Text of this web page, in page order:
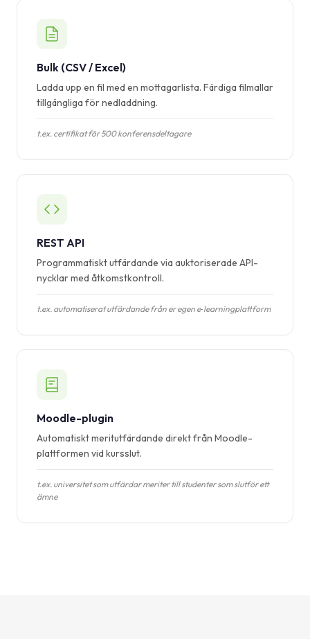
Bulk (CSV / Excel)
Ladda upp en fil med en mottagarlista. Färdiga filmallar
tillgängliga för nedladdning.
t.ex. certifikat för 500 konferensdeltagare
REST API
Programmatiskt utfärdande via auktoriserade API-
nycklar med åtkomstkontroll.
t.ex. automatiserat utfärdande från er egen e‑learningplattform
Moodle-plugin
Automatiskt meritutfärdande direkt från Moodle-
plattformen vid kursslut.
t.ex. universitet som utfärdar meriter till studenter som slutför ett
ämne